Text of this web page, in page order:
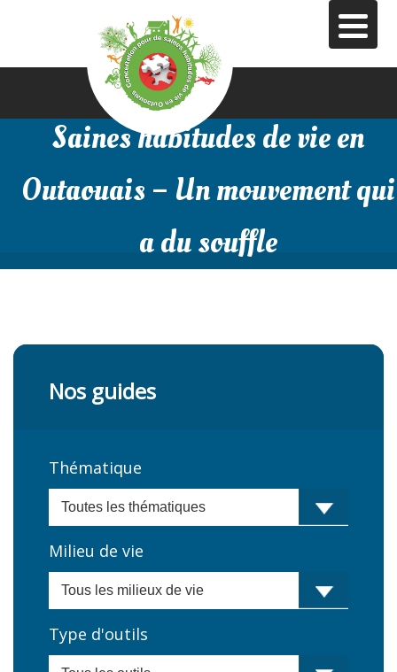
Saines habitudes de vie en
Outaouais – Un mouvement qui
a du souffle
Nos guides
Thématique
Milieu de vie
Type d'outils